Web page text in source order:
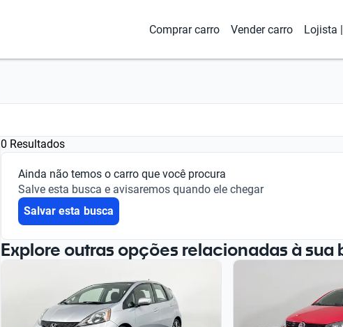
Comprar carro Vender carro Lojista
0 Resultados
Ainda não temos o carro que você procura
Salve esta busca e avisaremos quando ele chegar
Salvar esta busca
Explore outras opções relacionadas à sua